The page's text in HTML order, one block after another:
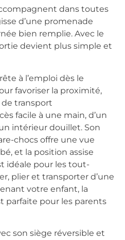
dans toutes
d’une promenade
bien remplie. Avec le
devient plus simple et
à l’emploi dès le
favoriser la proximité,
de transport
facile à une main, d’un
intérieur douillet. Son
chocs offre une vue
et la position assise
idéale pour les tout-
plier et transporter d’une
votre enfant, la
parfaite pour les parents
son siège réversible et